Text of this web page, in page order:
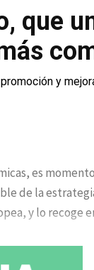
que
y
es
de la
y lo recoge